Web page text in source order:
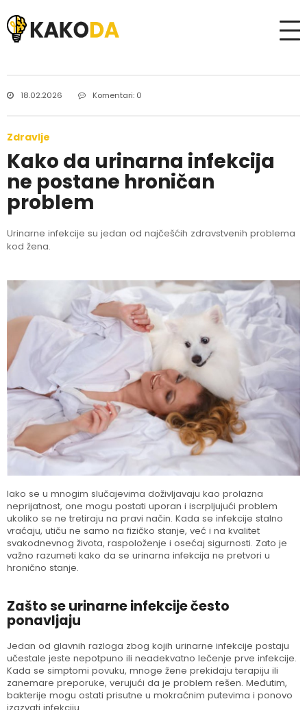
18.02.2026 Komentari: 0
Zdravlje
Kako da urinarna infekcija
ne postane hroničan
problem
Urinarne infekcije su jedan od najčešćih zdravstvenih problema
kod žena.
Iako se u mnogim slučajevima doživljavaju kao prolazna
neprijatnost, one mogu postati uporan i iscrpljujući problem
ukoliko se ne tretiraju na pravi način. Kada se infekcije stalno
vraćaju, utiču ne samo na fizičko stanje, već i na kvalitet
svakodnevnog života, raspoloženje i osećaj sigurnosti. Zato je
važno razumeti kako da se urinarna infekcija ne pretvori u
hronično stanje.
Zašto se urinarne infekcije često
ponavljaju
Jedan od glavnih razloga zbog kojih urinarne infekcije postaju
učestale jeste nepotpuno ili neadekvatno lečenje prve infekcije.
Kada se simptomi povuku, mnoge žene prekidaju terapiju ili
zanemare preporuke, verujući da je problem rešen. Međutim,
bakterije mogu ostati prisutne u mokraćnim putevima i ponovo